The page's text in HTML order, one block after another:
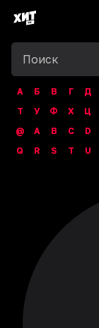
А Б В Г Д
Т
У Ф Х Ц
@
A B C D
Q
R S T U